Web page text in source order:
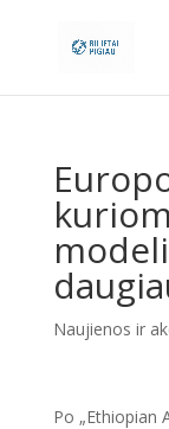
Naujienos ir
Po „Ethiopian